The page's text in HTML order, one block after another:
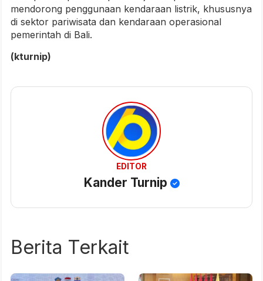
mendorong penggunaan kendaraan listrik, khususnya
di sektor pariwisata dan kendaraan operasional
pemerintah di Bali.
(kturnip)
EDITOR
Kander Turnip
Berita Terkait